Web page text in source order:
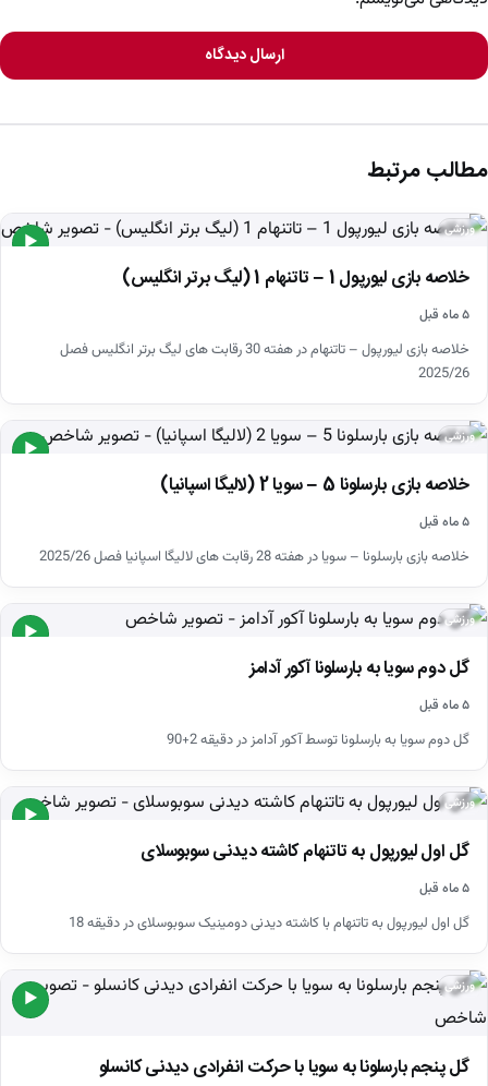
ارسال دیدگاه
مطالب مرتبط
▶
ورزشی
خلاصه بازی لیورپول 1 – تاتنهام 1 (لیگ برتر انگلیس)
۵ ماه قبل
خلاصه بازی لیورپول – تاتنهام در هفته 30 رقابت های لیگ برتر انگلیس فصل
2025/26
▶
ورزشی
خلاصه بازی بارسلونا 5 – سویا 2 (لالیگا اسپانیا)
۵ ماه قبل
خلاصه بازی بارسلونا – سویا در هفته 28 رقابت های لالیگا اسپانیا فصل 2025/26
▶
ورزشی
گل دوم سویا به بارسلونا آکور آدامز
۵ ماه قبل
گل دوم سویا به بارسلونا توسط آکور آدامز در دقیقه 2+90
▶
ورزشی
گل اول لیورپول به تاتنهام کاشته دیدنی سوبوسلای
۵ ماه قبل
گل اول لیورپول به تاتنهام با کاشته دیدنی دومینیک سوبوسلای در دقیقه 18
▶
ورزشی
گل پنجم بارسلونا به سویا با حرکت انفرادی دیدنی کانسلو